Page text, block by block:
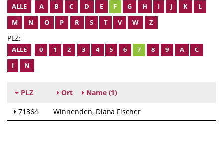
ALLE A B C D E F G H I J K
L
M
N O P R S T V W Z
PLZ:
ALLE 0 1 2 3 4 5 6 7 8 9 A
C
I
N
PLZ Ort Name (1)
71364 Winnenden Diana Fischer